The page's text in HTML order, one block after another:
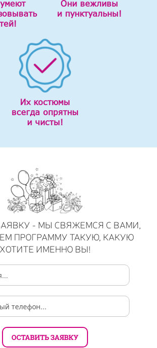
Они вежливы
и пунктуальны!
Их костюмы
всегда опрятны
и чисты!
- МЫ СВЯЖЕМСЯ С ВАМИ,
ПРОГРАММУ ТАКУЮ, КАКУЮ
ХОТИТЕ ИМЕННО ВЫ!